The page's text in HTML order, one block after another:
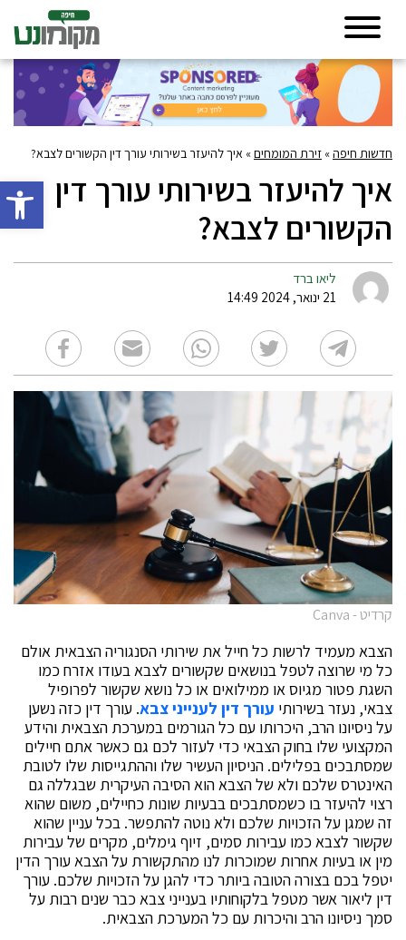
פתח
חדשות חיפה» זירת המומחים» איך להיעזר בשירותי עורך דין הקשורים לצבא?
איך להיעזר בשירותי עורך דין
הקשורים לצבא?
ליאו ברד
21 ינואר, 2024 14:49
קרדיט - Canva
הצבא מעמיד לרשות כל חייל את שירותי הסנגוריה הצבאית אולם
כל מי שרוצה לטפל בנושאים שקשורים לצבא בעודו אזרח כמו
השגת פטור מגיוס או ממילואים או כל נושא שקשור לפרופיל
צבאי, נעזר בשירותי עורך דין לענייני צבא. עורך דין כזה נשען
על ניסיונו הרב, היכרותו עם כל הגורמים במערכת הצבאית והידע
המקצועי שלו בחוק הצבאי כדי לעזור לכם גם כאשר אתם חיילים
שמסתבכים בפלילים. הניסיון העשיר שלו וההתגייסות שלו לטובת
האינטרס שלכם ולא של הצבא הוא הסיבה העיקרית שבגללה גם
רצוי להיעזר בו כשמסתבכים בבעיות שונות כחיילים, משום שהוא
זה שמגן על הזכויות שלכם ולא נוטה להתפשר. בכל עניין שהוא
שקשור לצבא כמו עבירות סמים, זיוף גימלים, מקרים של עבירות
מין או בעיות אחרות שמוכרות לנו מהתקשורת על הצבא עורך הדין
יטפל בכם בצורה הטובה ביותר כדי להגן על הזכויות שלכם. עורך
דין ליאור אשר מטפל בלקוחותיו בענייני צבא כבר שנים רבות על
סמך ניסיונו הרב והיכרות עם כל המערכת הצבאית.